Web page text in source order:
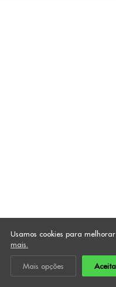
Usamos cookies para
mais.
Mais opções